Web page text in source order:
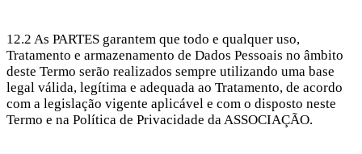
12.2 As PARTES garantem que todo e qualquer uso,
Tratamento e armazenamento de Dados Pessoais no âmbito
deste Termo serão realizados sempre utilizando uma base
legal válida, legítima e adequada ao Tratamento, de acordo
com a legislação vigente aplicável e com o disposto neste
Termo e na Política de Privacidade da ASSOCIAÇÃO.